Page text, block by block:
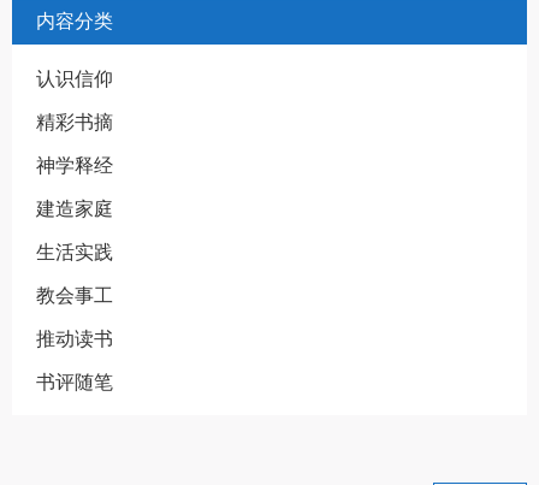
内容分类
认识信仰
精彩书摘
神学释经
建造家庭
生活实践
教会事工
推动读书
书评随笔